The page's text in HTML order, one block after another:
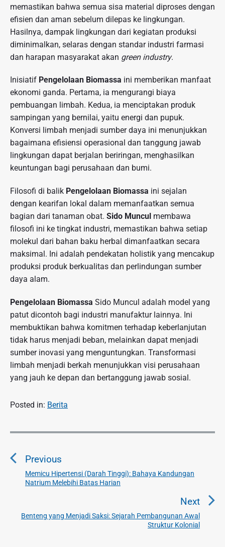
memastikan bahwa semua sisa material diproses dengan
efisien dan aman sebelum dilepas ke lingkungan.
Hasilnya, dampak lingkungan dari kegiatan produksi
diminimalkan, selaras dengan standar industri farmasi
dan harapan masyarakat akan green industry.
Inisiatif Pengelolaan Biomassa ini memberikan manfaat
ekonomi ganda. Pertama, ia mengurangi biaya
pembuangan limbah. Kedua, ia menciptakan produk
sampingan yang bernilai, yaitu energi dan pupuk.
Konversi limbah menjadi sumber daya ini menunjukkan
bagaimana efisiensi operasional dan tanggung jawab
lingkungan dapat berjalan beriringan, menghasilkan
keuntungan bagi perusahaan dan bumi.
Filosofi di balik Pengelolaan Biomassa ini sejalan
dengan kearifan lokal dalam memanfaatkan semua
bagian dari tanaman obat. Sido Muncul membawa
filosofi ini ke tingkat industri, memastikan bahwa setiap
molekul dari bahan baku herbal dimanfaatkan secara
maksimal. Ini adalah pendekatan holistik yang mencakup
produksi produk berkualitas dan perlindungan sumber
daya alam.
Pengelolaan Biomassa Sido Muncul adalah model yang
patut dicontoh bagi industri manufaktur lainnya. Ini
membuktikan bahwa komitmen terhadap keberlanjutan
tidak harus menjadi beban, melainkan dapat menjadi
sumber inovasi yang menguntungkan. Transformasi
limbah menjadi berkah menunjukkan visi perusahaan
yang jauh ke depan dan bertanggung jawab sosial.
Posted in: Berita
N
v
Previous
P
r
v
Memicu Hipertensi (Darah Tinggi): Bahaya Kandungan
Natrium Melebihi Batas Harian
Next
N
e
Benteng yang Menjadi Saksi: Sejarah Pembangunan Awal
Struktur Kolonial